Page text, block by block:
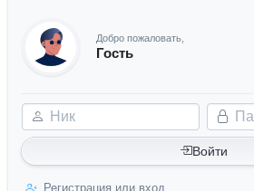
Добро пожаловать,
Гость
Ник Пароль
Войти
Регистрация или вход